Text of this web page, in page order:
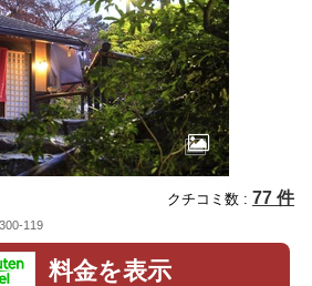
クチコミ数 : 77 件
119
料金を表示